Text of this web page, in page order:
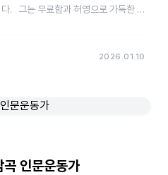
. 그는 무료함과 허영으로 가득한 사
2026.01.10
인문운동가